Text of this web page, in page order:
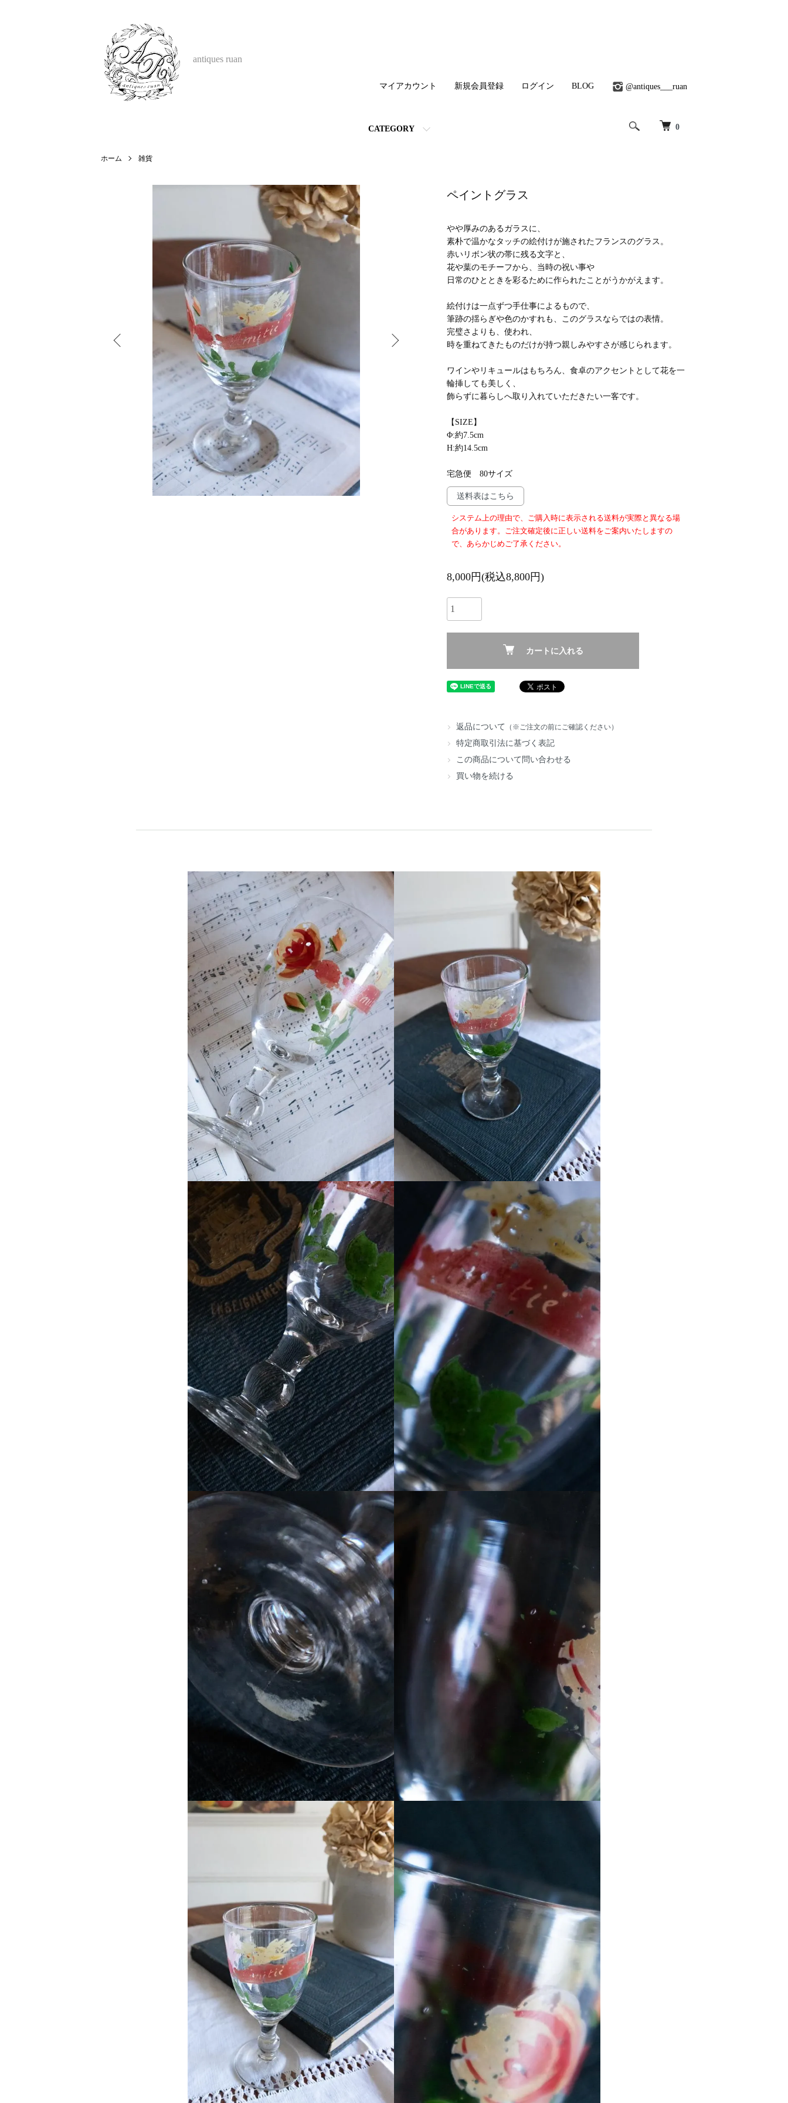
antiques ruan
0
CATEGORY
マイアカウント 新規会員登録 ログイン BLOG @antiques___ruan
ホーム 雑貨
ペイントグラス
やや厚みのあるガラスに、
素朴で温かなタッチの絵付けが施されたフランスのグラス。
赤いリボン状の帯に残る文字と、
花や葉のモチーフから、当時の祝い事や
日常のひとときを彩るために作られたことがうかがえます。
絵付けは一点ずつ手仕事によるもので、
筆跡の揺らぎや色のかすれも、このグラスならではの表情。
完璧さよりも、使われ、
時を重ねてきたものだけが持つ親しみやすさが感じられます。
ワインやリキュールはもちろん、食卓のアクセントとして花を一
輪挿しても美しく、
飾らずに暮らしへ取り入れていただきたい一客です。
【SIZE】
Φ:約7.5cm
H:約14.5cm
宅急便 80サイズ
送料表はこちら
システム上の理由で、ご購入時に表示される送料が実際と異なる場
合があります。ご注文確定後に正しい送料をご案内いたしますの
で、あらかじめご了承ください。
8,000円(税込8,800円)
カートに入れる
返品について （※ご注文の前にご確認ください）
特定商取引法に基づく表記
この商品について問い合わせる
買い物を続ける